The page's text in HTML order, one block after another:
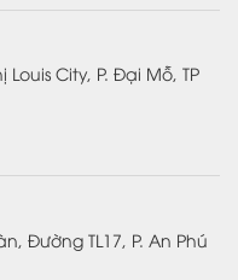
City, P. Đại Mỗ, TP
Đường TL17, P. An Phú